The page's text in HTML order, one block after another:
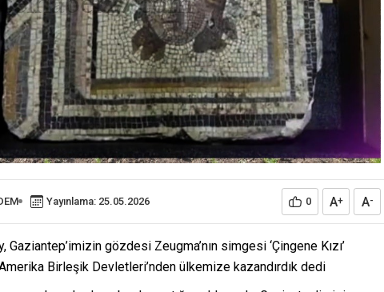
Yayınlama: 25.05.2026 0 A+ A-
gözdesi Zeugma’nın simgesi ‘Çingene Kızı’
Birleşik Devletleri’nden ülkemize kazandırdık dedi